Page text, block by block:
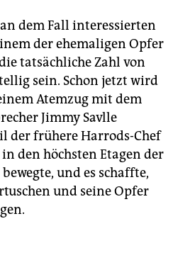
dem Fall interessierten
der ehemaligen Opfer
tatsächliche Zahl von
sein. Schon jetzt wird
Atemzug mit dem
Jimmy Savlle
der frühere Harrods-Chef
den höchsten Etagen der
und es schaffte,
und seine Opfer